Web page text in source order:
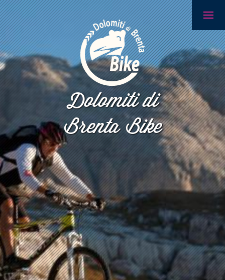
Dolomiti di
Brenta Bike